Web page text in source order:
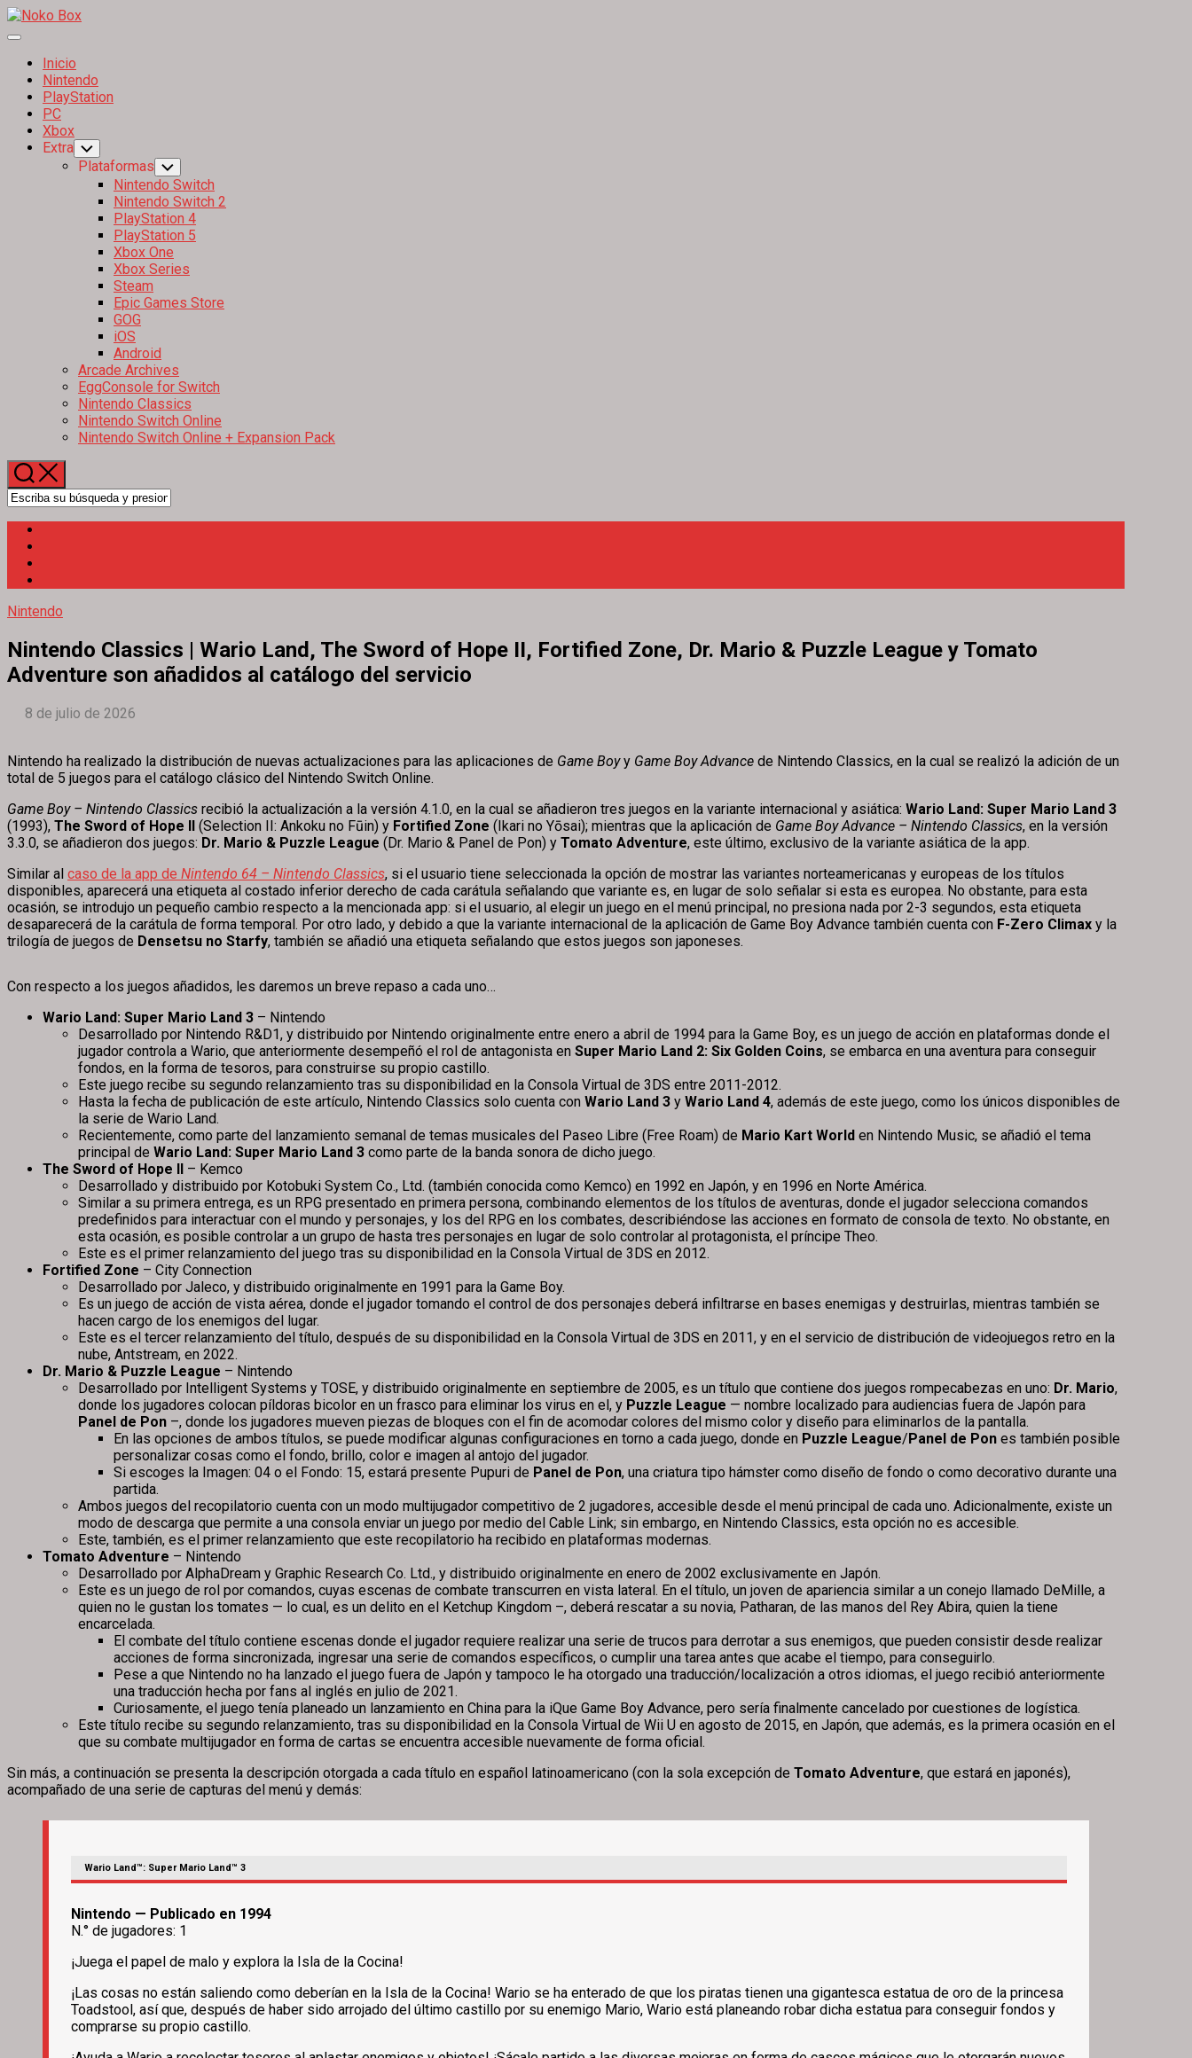
Skip
to
Expand
Inicio
Current
Page
Parent
Nintendo
PlayStation
PC
Xbox
Extra Toggle
Child
Menu
Plataformas Toggle
Child
Menu
Nintendo Switch
Nintendo Switch 2
PlayStation 4
PlayStation 5
Xbox One
Xbox Series
Steam
Epic Games Store
GOG
iOS
Android
Arcade Archives
EggConsole for Switch
Nintendo Classics
Nintendo Switch Online
Nintendo Switch Online + Expansion Pack
Nintendo
Nintendo Classics | Wario Land, The Sword of Hope II, Fortified Zone, Dr. Mario & Puzzle League y Tomato
Adventure son añadidos al catálogo del servicio
8 de julio de 2026
Nintendo ha realizado la distribución de nuevas actualizaciones para las aplicaciones de Game Boyy Game Boy Advance de Nintendo Classics, en la cual se realizó la adición de un
total de 5 juegos para el catálogo clásico del Nintendo Switch Online.
Game Boy – Nintendo Classics recibió la actualización a la versión 4.1.0, en la cual se añadieron tres juegos en la variante internacional y asiática: Wario Land: Super Mario Land 3
(1993), The Sword of Hope II (Selection II: Ankoku no Fūin) y Fortified Zone (Ikari no Yōsai); mientras que la aplicación de Game Boy Advance – Nintendo Classics, en la versión
3.3.0, se añadieron dos juegos: Dr. Mario & Puzzle League (Dr. Mario & Panel de Pon) y Tomato Adventure, este último, exclusivo de la variante asiática de la app.
Similar al caso de la app de Nintendo 64 – Nintendo Classics, si el usuario tiene seleccionada la opción de mostrar las variantes norteamericanas y europeas de los títulos
disponibles, aparecerá una etiqueta al costado inferior derecho de cada carátula señalando que variante es, en lugar de solo señalar si esta es europea. No obstante, para esta
ocasión, se introdujo un pequeño cambio respecto a la mencionada app: si el usuario, al elegir un juego en el menú principal, no presiona nada por 2-3 segundos, esta etiqueta
desaparecerá de la carátula de forma temporal. Por otro lado, y debido a que la variante internacional de la aplicación de Game Boy Advance también cuenta con F-Zero Climax y la
trilogía de juegos de Densetsu no Starfy, también se añadió una etiqueta señalando que estos juegos son japoneses.
Con respecto a los juegos añadidos, les daremos un breve repaso a cada uno…
Wario Land: Super Mario Land 3 – Nintendo
Desarrollado por Nintendo R&D1, y distribuido por Nintendo originalmente entre enero a abril de 1994 para la Game Boy, es un juego de acción en plataformas donde el
jugador controla a Wario, que anteriormente desempeñó el rol de antagonista en Super Mario Land 2: Six Golden Coins, se embarca en una aventura para conseguir
fondos, en la forma de tesoros, para construirse su propio castillo.
Este juego recibe su segundo relanzamiento tras su disponibilidad en la Consola Virtual de 3DS entre 2011-2012.
Hasta la fecha de publicación de este artículo, Nintendo Classics solo cuenta con Wario Land 3 y Wario Land 4, además de este juego, como los únicos disponibles de
la serie de Wario Land.
Recientemente, como parte del lanzamiento semanal de temas musicales del Paseo Libre (Free Roam) de Mario Kart World en Nintendo Music, se añadió el tema
principal de Wario Land: Super Mario Land 3 como parte de la banda sonora de dicho juego.
The Sword of Hope II – Kemco
Desarrollado y distribuido por Kotobuki System Co., Ltd. (también conocida como Kemco) en 1992 en Japón, y en 1996 en Norte América.
Similar a su primera entrega, es un RPG presentado en primera persona, combinando elementos de los títulos de aventuras, donde el jugador selecciona comandos
predefinidos para interactuar con el mundo y personajes, y los del RPG en los combates, describiéndose las acciones en formato de consola de texto. No obstante, en
esta ocasión, es posible controlar a un grupo de hasta tres personajes en lugar de solo controlar al protagonista, el príncipe Theo.
Este es el primer relanzamiento del juego tras su disponibilidad en la Consola Virtual de 3DS en 2012.
Fortified Zone – City Connection
Desarrollado por Jaleco, y distribuido originalmente en 1991 para la Game Boy.
Es un juego de acción de vista aérea, donde el jugador tomando el control de dos personajes deberá infiltrarse en bases enemigas y destruirlas, mientras también se
hacen cargo de los enemigos del lugar.
Este es el tercer relanzamiento del título, después de su disponibilidad en la Consola Virtual de 3DS en 2011, y en el servicio de distribución de videojuegos retro en la
nube, Antstream, en 2022.
Dr. Mario & Puzzle League – Nintendo
Desarrollado por Intelligent Systems y TOSE, y distribuido originalmente en septiembre de 2005, es un título que contiene dos juegos rompecabezas en uno: Dr. Mario,
donde los jugadores colocan píldoras bicolor en un frasco para eliminar los virus en el, y Puzzle League — nombre localizado para audiencias fuera de Japón para
Panel de Pon –, donde los jugadores mueven piezas de bloques con el fin de acomodar colores del mismo color y diseño para eliminarlos de la pantalla.
En las opciones de ambos títulos, se puede modificar algunas configuraciones en torno a cada juego, donde en Puzzle League/Panel de Pon es también posible
personalizar cosas como el fondo, brillo, color e imagen al antojo del jugador.
Si escoges la Imagen: 04 o el Fondo: 15, estará presente Pupuri de Panel de Pon, una criatura tipo hámster como diseño de fondo o como decorativo durante una
partida.
Ambos juegos del recopilatorio cuenta con un modo multijugador competitivo de 2 jugadores, accesible desde el menú principal de cada uno. Adicionalmente, existe un
modo de descarga que permite a una consola enviar un juego por medio del Cable Link; sin embargo, en Nintendo Classics, esta opción no es accesible.
Este, también, es el primer relanzamiento que este recopilatorio ha recibido en plataformas modernas.
Tomato Adventure – Nintendo
Desarrollado por AlphaDream y Graphic Research Co. Ltd., y distribuido originalmente en enero de 2002 exclusivamente en Japón.
Este es un juego de rol por comandos, cuyas escenas de combate transcurren en vista lateral. En el título, un joven de apariencia similar a un conejo llamado DeMille, a
quien no le gustan los tomates — lo cual, es un delito en el Ketchup Kingdom –, deberá rescatar a su novia, Patharan, de las manos del Rey Abira, quien la tiene
encarcelada.
El combate del título contiene escenas donde el jugador requiere realizar una serie de trucos para derrotar a sus enemigos, que pueden consistir desde realizar
acciones de forma sincronizada, ingresar una serie de comandos específicos, o cumplir una tarea antes que acabe el tiempo, para conseguirlo.
Pese a que Nintendo no ha lanzado el juego fuera de Japón y tampoco le ha otorgado una traducción/localización a otros idiomas, el juego recibió anteriormente
una traducción hecha por fans al inglés en julio de 2021.
Curiosamente, el juego tenía planeado un lanzamiento en China para la iQue Game Boy Advance, pero sería finalmente cancelado por cuestiones de logística.
Este título recibe su segundo relanzamiento, tras su disponibilidad en la Consola Virtual de Wii U en agosto de 2015, en Japón, que además, es la primera ocasión en el
que su combate multijugador en forma de cartas se encuentra accesible nuevamente de forma oficial.
Sin más, a continuación se presenta la descripción otorgada a cada título en español latinoamericano (con la sola excepción de Tomato Adventure, que estará en japonés),
acompañado de una serie de capturas del menú y demás:
Wario Land™: Super Mario Land™ 3
Nintendo — Publicado en 1994
N.° de jugadores: 1
¡Juega el papel de malo y explora la Isla de la Cocina!
¡Las cosas no están saliendo como deberían en la Isla de la Cocina! Wario se ha enterado de que los piratas tienen una gigantesca estatua de oro de la princesa
Toadstool, así que, después de haber sido arrojado del último castillo por su enemigo Mario, Wario está planeando robar dicha estatua para conseguir fondos y
comprarse su propio castillo.